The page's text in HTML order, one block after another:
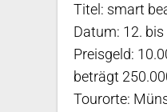
Titel: smart
Datum: 12.
Preisgeld:
beträgt
Tourorte: